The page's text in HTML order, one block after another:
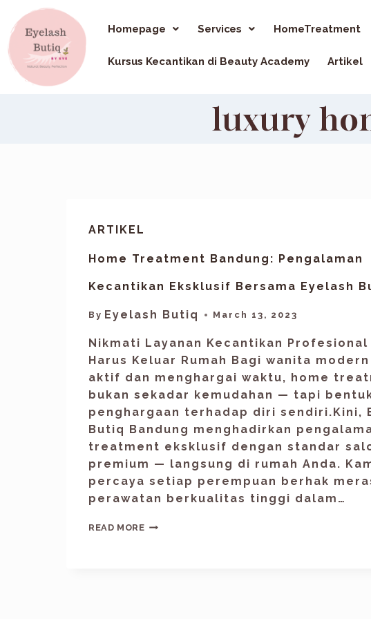
Homepage Services HomeTreatment
Kursus Kecantikan di Beauty Academy Artikel
luxury
ARTIKEL
Home Treatment Bandung: Pengalaman
Kecantikan Eksklusif Bersama Eyelash
By Eyelash Butiq March 13, 2023
Nikmati Layanan Kecantikan Profesional
Harus Keluar Rumah Bagi wanita modern
aktif dan menghargai waktu, home
bukan sekadar kemudahan — tapi
penghargaan terhadap diri sendiri.Kini,
Butiq Bandung menghadirkan
treatment eksklusif dengan standar
premium — langsung di rumah Anda.
percaya setiap perempuan berhak
perawatan berkualitas tinggi dalam…
READ MORE